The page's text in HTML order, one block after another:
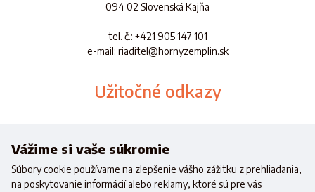
094 02 Slovenská Kajňa
tel. č.: +421 905 147 101
e-mail: riaditel@hornyzemplin.sk
Užitočné odkazy
Aplikácia
Vážime si vaše súkromie
Súbory cookie používame na zlepšenie vášho zážitku z prehliadania,
na poskytovanie informácií alebo reklamy, ktoré sú pre vás